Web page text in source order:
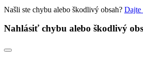
Našli ste chybu alebo škodlivý obsah? Dajte
Nahlásiť chybu alebo škodlivý